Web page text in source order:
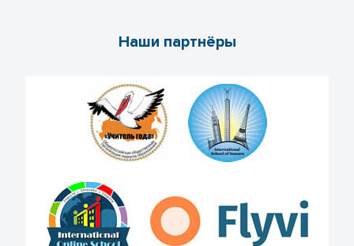
Наши партнёры